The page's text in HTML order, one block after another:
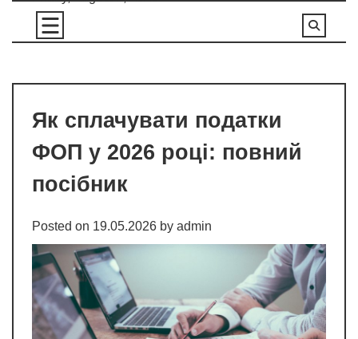
content
Як сплачувати податки
ФОП у 2026 році: повний
посібник
Posted on 19.05.2026 by admin